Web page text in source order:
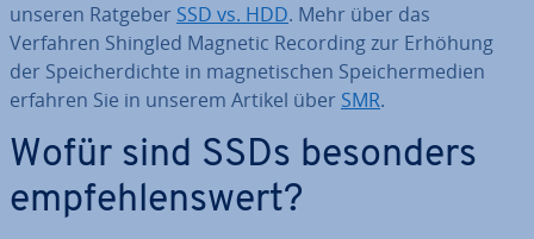
unseren Ratgeber SSD vs. HDD. Mehr über das
Verfahren Shingled Magnetic Recording zur Erhöhung
der Spei­cher­dich­te in ma­gne­ti­schen Spei­cher­me­di­en
erfahren Sie in unserem Artikel über SMR.
Wofür sind SSDs besonders
emp­feh­lens­wert?